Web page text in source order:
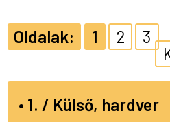
1 2
3
1. / Külső, hardver